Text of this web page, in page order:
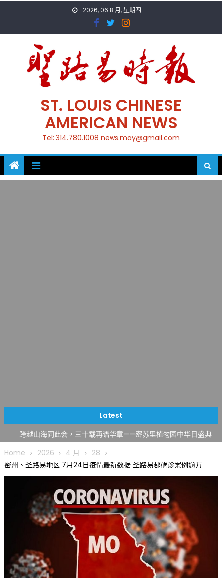
2026, 06 8 月, 星期四
ST. LOUIS CHINESE
AMERICAN NEWS
Tel: 314.780.1008 news.may@gmail.com
Latest
筝声与琴韵交汇：刘励(Li Statler)与钢琴家Darek演绎一场古筝
跨越山海同此会，三十载再谱华章——密苏里植物园中华日盛典
圆满举行
圣路易龙舟俱乐部5月16日龙舟体验日 邀请各界亲身体验划行乐
趣 + 水上竞速魅力
执掌密苏里植物园近四十年 致力推动全球植物多样性研究与中美
合作 Peter Raven 博士逝世 享年89岁
一晃三十年，初夏又相逢。中华日，等你来赴约 —— 密苏里植物
园“中华日三十周年特别报道（五）
筝声与琴韵交汇：刘励(Li Statler)与钢琴家Darek演绎一场古筝
与钢琴的精彩对话
Home 2026 4 月
28
密州、圣路易地区 7月24日疫情最新数据 圣路易郡确诊案例逾万